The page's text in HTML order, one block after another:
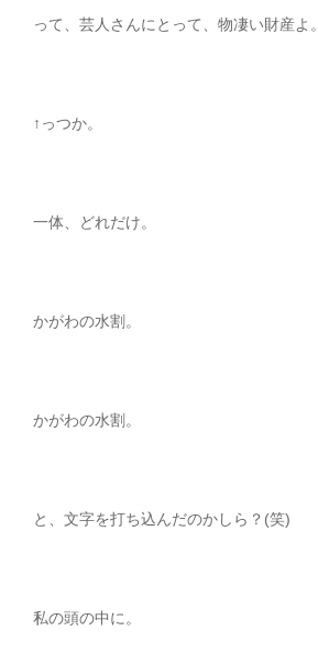
って、芸人さんにとって、物凄い財産よ。
↑っつか。
一体、どれだけ。
かがわの水割。
かがわの水割。
と、文字を打ち込んだのかしら？(笑)
私の頭の中に。